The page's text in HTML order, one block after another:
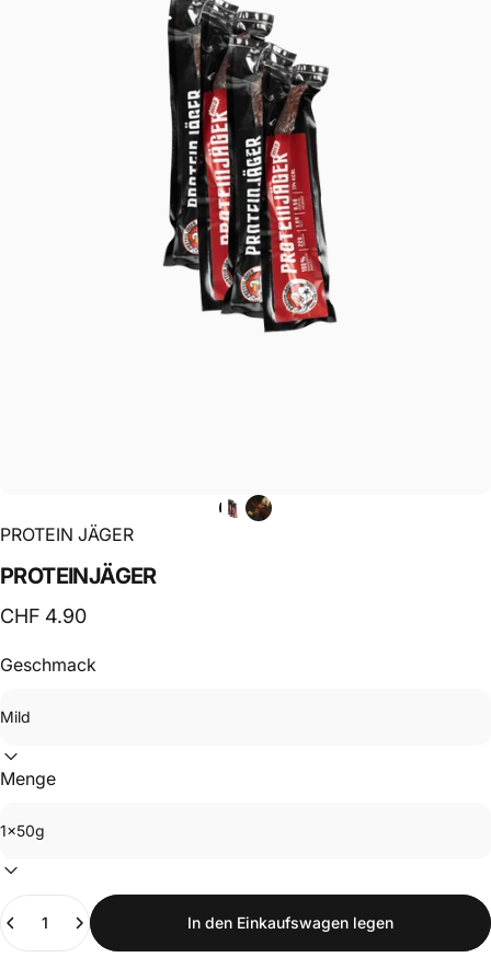
PROTEIN JÄGER
PROTEINJÄGER
CHF 4.90
Geschmack
Menge
Anzahl
In den Einkaufswagen legen